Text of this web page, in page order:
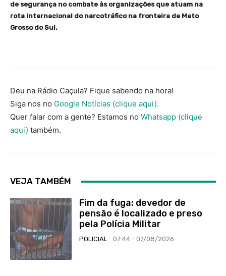
de segurança no combate às organizações que atuam na
rota internacional do narcotráfico na fronteira de Mato
Grosso do Sul.
Deu na Rádio Caçula? Fique sabendo na hora!
Siga nos no Google Notícias (clique aqui).
Quer falar com a gente? Estamos no Whatsapp (clique
aqui) também.
VEJA TAMBÉM
Fim da fuga: devedor de
pensão é localizado e preso
pela Polícia Militar
POLICIAL 07:44 - 07/08/2026